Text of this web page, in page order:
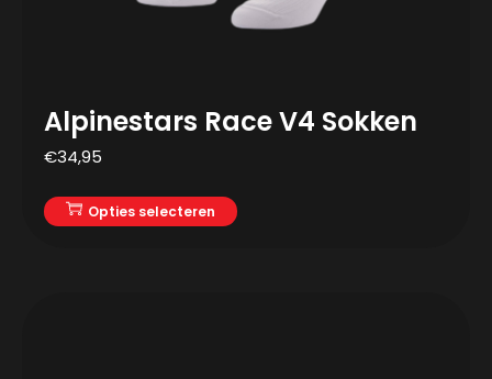
Alpinestars Race V4 Sokken
€34,95
Opties selecteren